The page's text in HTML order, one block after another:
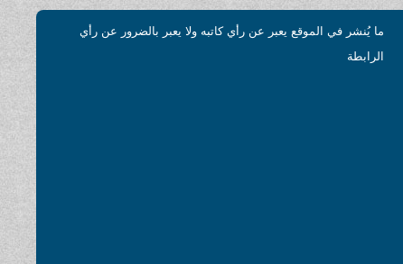
ما يُنشر في الموقع يعبر عن رأي كاتبه ولا يعبر بالضرور عن رأي
الرابطة